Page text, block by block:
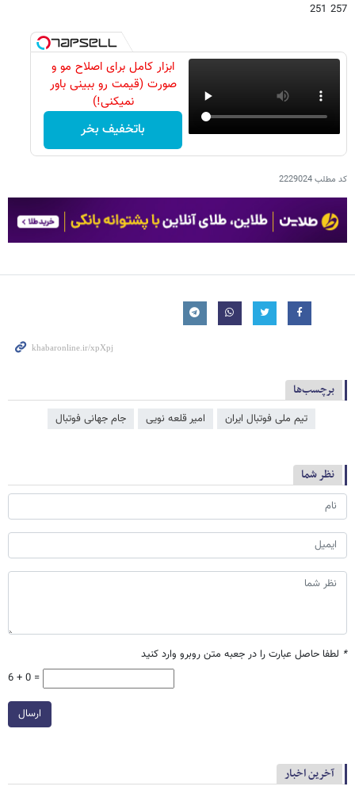
257 251
ابزار کامل برای اصلاح مو و
صورت (قیمت رو ببینی باور
نمیکنی!)
باتخفیف بخر
کد مطلب2229024
برچسب‌ها
تیم ملی فوتبال ایران امیر قلعه نویی جام جهانی فوتبال
نظر شما
* لطفا حاصل عبارت را در جعبه متن روبرو وارد کنید
6 + 0 =
ارسال
آخرین اخبار